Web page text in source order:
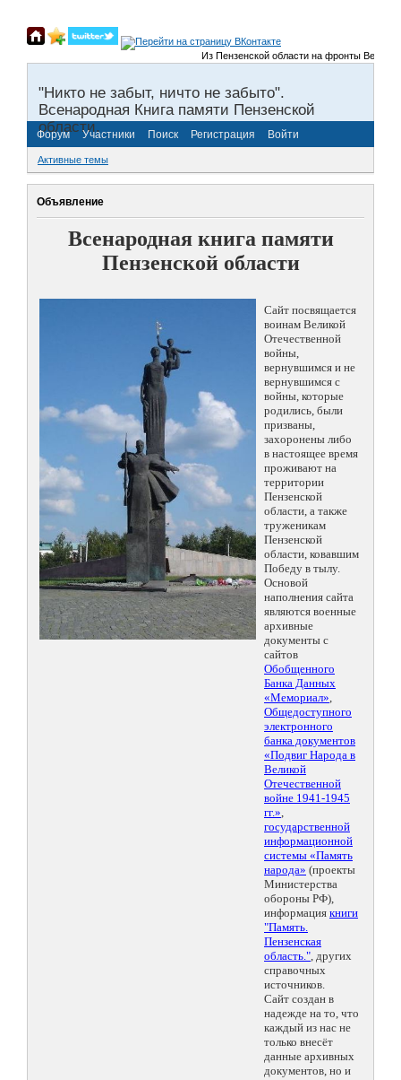
Из Пензенской области на фронты
"Никто не забыт, ничто не забыто".
Всенародная Книга памяти Пензенской
области.
Форум Участники Поиск Регистрация Войти
Активные темы
Объявление
Всенародная книга памяти
Пензенской области
Сайт посвящается
воинам Великой
Отечественной
войны,
вернувшимся и не
вернувшимся с
войны, которые
родились, были
призваны,
захоронены либо
в настоящее время
проживают на
территории
Пензенской
области, а также
труженикам
Пензенской
области, ковавшим
Победу в тылу.
Основой
наполнения сайта
являются военные
архивные
документы с
сайтов
Обобщенного
Банка Данных
«Мемориал»,
Общедоступного
электронного
банка документов
«Подвиг Народа в
Великой
Отечественной
войне 1941-1945
гг.»,
государственной
информационной
системы «Память
народа» (проекты
Министерства
обороны РФ),
информация книги
"Память.
Пензенская
область.", других
справочных
источников.
Сайт создан в
надежде на то, что
каждый из нас не
только внесёт
данные архивных
документов, но и